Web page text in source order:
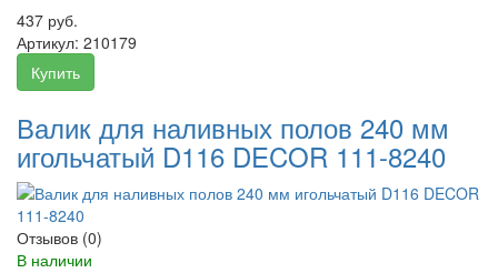
437 руб.
Артикул: 210179
Купить
Валик для наливных полов 240 мм
игольчатый D116 DECOR 111-8240
Отзывов (0)
В наличии